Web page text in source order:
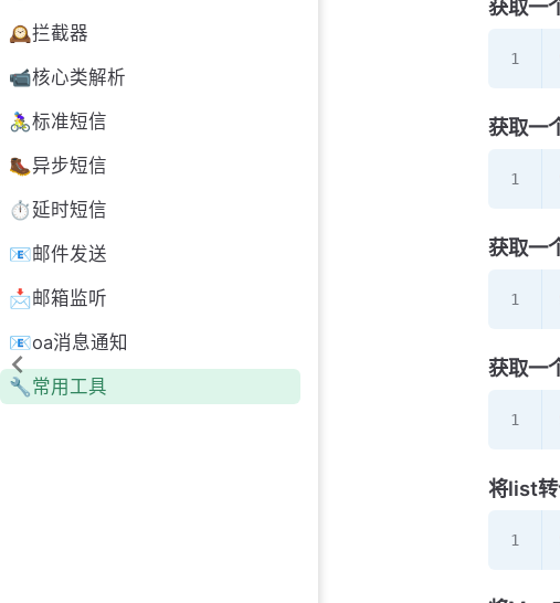
🕰️拦截器
📹核心类解析
🚴‍♀️标准短信
🥾异步短信
⏱延时短信
📧邮件发送
📩邮箱监听
📧oa消息通知
🔧常用工具
获取一
获取一
获取一
获取一
将list